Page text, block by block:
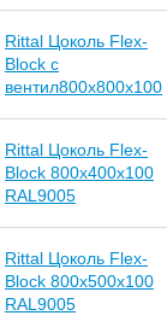
Rittal Цоколь Flex-
Block с
вентил800x800x100
Rittal Цоколь Flex-
Block 800x400x100
RAL9005
Rittal Цоколь Flex-
Block 800x500x100
RAL9005